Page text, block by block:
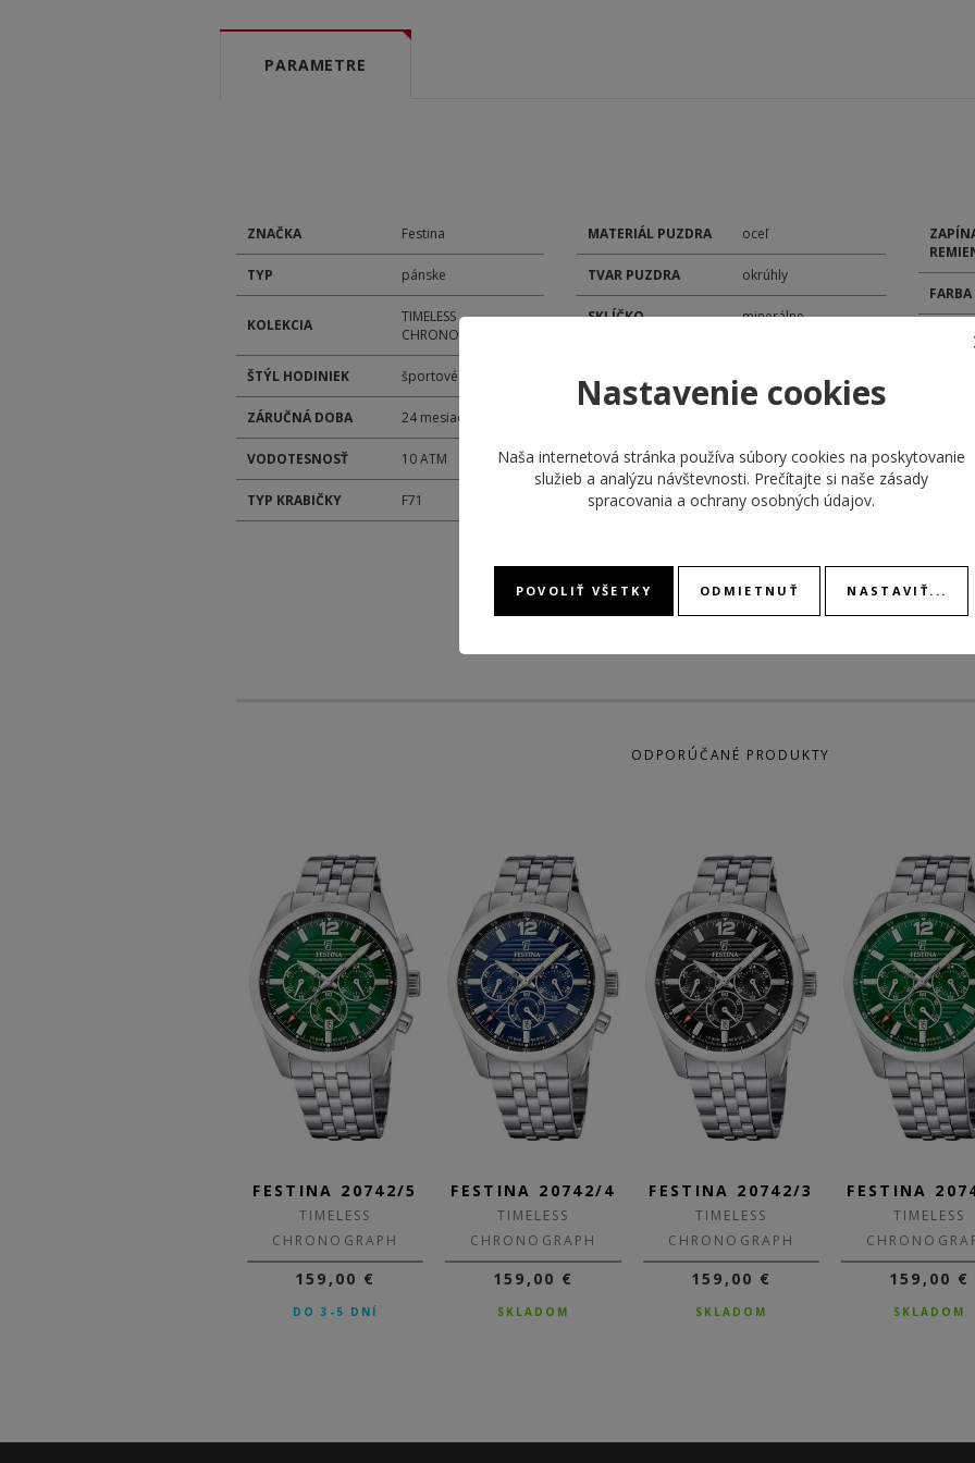
PARAMETRE
ZNAČKA Festina
TYP pánske
KOLEKCIA
TIMELESS
CHRONOGRAPH
ŠTÝL HODINIEK športové
ZÁRUČNÁ DOBA 24 mesiacov
VODOTESNOSŤ 10 ATM
TYP KRABIČKY F71
MATERIÁL PUZDRA oceľ
TVAR PUZDRA okrúhly
SKLÍČKO minerálne
ROZMER ČÍSELNÍKA 30,5 mm
MATERIÁL
REMIENKA
remienok kožený
FARBA
ODPORÚČANÉ PRODUKTY
FESTINA 20742/5
TIMELESS
CHRONOGRAPH
159,00 €
DO 3-5 DNÍ
FESTINA 20742/4
TIMELESS
CHRONOGRAPH
159,00 €
SKLADOM
FESTINA 20742/3
TIMELESS
CHRONOGRAPH
159,00 €
SKLADOM
FESTINA
TIMELESS
159,00 €
SKLADOM
Nastavenie cookies
Naša internetová stránka používa súbory cookies na poskytovanie
služieb a analýzu návštevnosti. Prečítajte si naše zásady
spracovania a ochrany osobných údajov.
POVOLIŤ VŠETKY ODMIETNUŤ NASTAVIŤ...